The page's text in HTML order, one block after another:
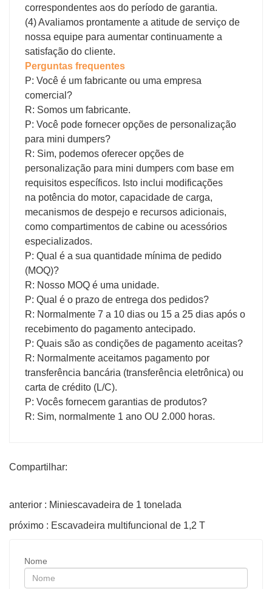
correspondentes aos do período de garantia.
(4) Avaliamos prontamente a atitude de serviço de
nossa equipe para aumentar continuamente a
satisfação do cliente.
Perguntas frequentes
P: Você é um fabricante ou uma empresa
comercial?
R: Somos um fabricante.
P: Você pode fornecer opções de personalização
para mini dumpers?
R: Sim, podemos oferecer opções de
personalização para mini dumpers com base em
requisitos específicos. Isto inclui modificações
na potência do motor, capacidade de carga,
mecanismos de despejo e recursos adicionais,
como compartimentos de cabine ou acessórios
especializados.
P: Qual é a sua quantidade mínima de pedido
(MOQ)?
R: Nosso MOQ é uma unidade.
P: Qual é o prazo de entrega dos pedidos?
R: Normalmente 7 a 10 dias ou 15 a 25 dias após o
recebimento do pagamento antecipado.
P: Quais são as condições de pagamento aceitas?
R: Normalmente aceitamos pagamento por
transferência bancária (transferência eletrônica) ou
carta de crédito (L/C).
P: Vocês fornecem garantias de produtos?
R: Sim, normalmente 1 ano OU 2.000 horas.
Compartilhar:
anterior : Miniescavadeira de 1 tonelada
próximo : Escavadeira multifuncional de 1,2 T
Nome